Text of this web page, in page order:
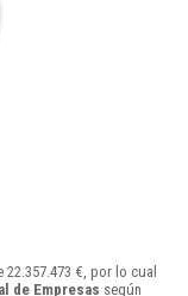
€, por lo cual
de Empresas según